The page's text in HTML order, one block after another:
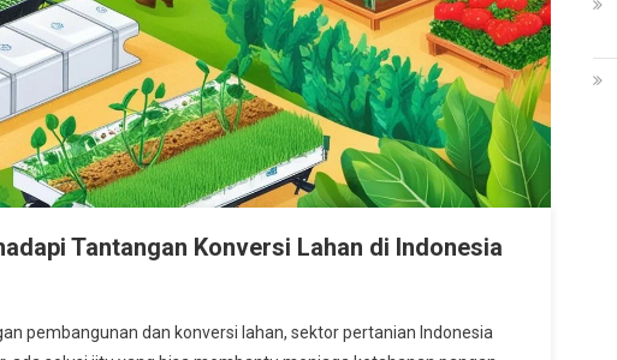
Tantangan Konversi Lahan di Indonesia
pembangunan dan konversi lahan, sektor pertanian Indonesia